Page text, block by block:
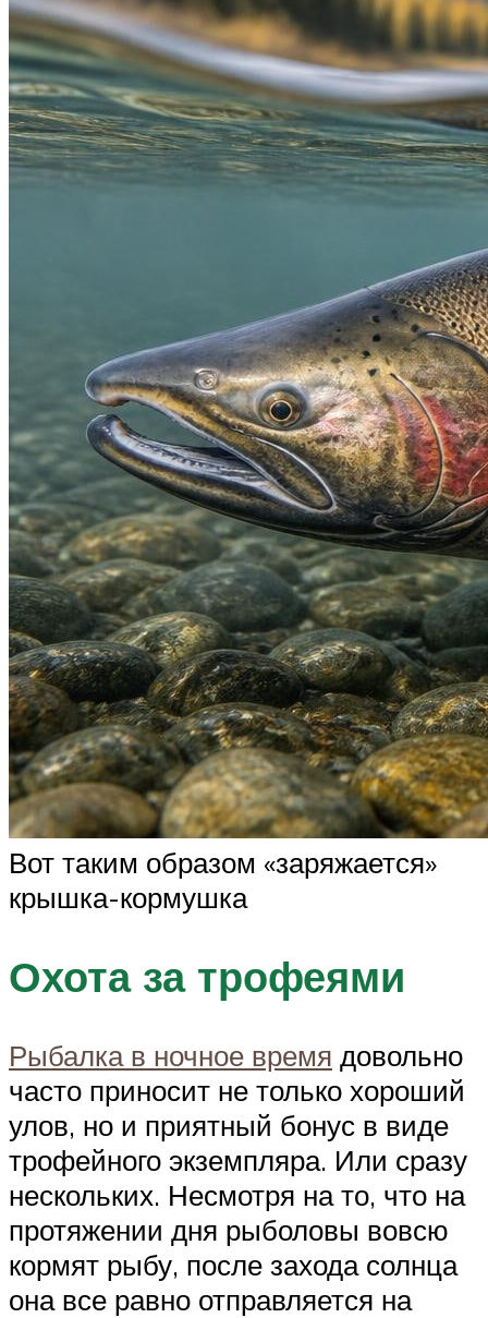
Вот таким образом «заряжается»
крышка-кормушка
Охота за трофеями
Рыбалка в ночное время довольно
часто приносит не только хороший
улов, но и приятный бонус в виде
трофейного экземпляра. Или сразу
нескольких. Несмотря на то, что на
протяжении дня рыболовы вовсю
кормят рыбу, после захода солнца
она все равно отправляется на